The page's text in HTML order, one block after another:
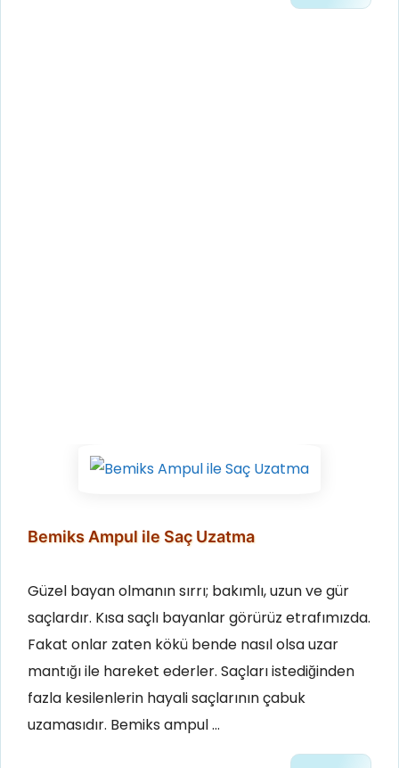
Bemiks Ampul ile Saç Uzatma
Güzel bayan olmanın sırrı; bakımlı, uzun ve gür
saçlardır. Kısa saçlı bayanlar görürüz etrafımızda.
Fakat onlar zaten kökü bende nasıl olsa uzar
mantığı ile hareket ederler. Saçları istediğinden
fazla kesilenlerin hayali saçlarının çabuk
uzamasıdır. Bemiks ampul …